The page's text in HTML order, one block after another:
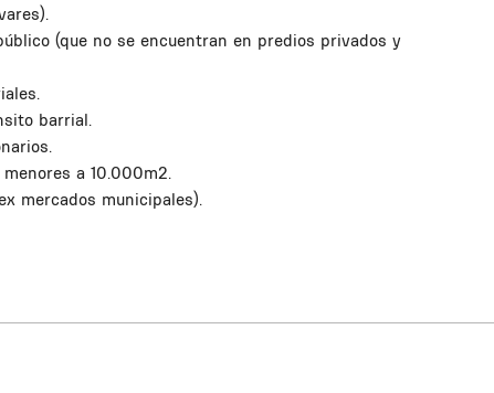
(que no se encuentran en predios privados y
barrial.
a 10.000m2.
mercados municipales).